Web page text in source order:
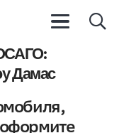
Дамас